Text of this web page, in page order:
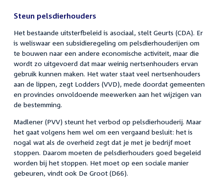
Steun pelsdierhouders
Het bestaande uitsterfbeleid is asociaal, stelt Geurts (CDA). Er
is weliswaar een subsidieregeling om pelsdierhouderijen om
te bouwen naar een andere economische activiteit, maar die
wordt zo uitgevoerd dat maar weinig nertsenhouders ervan
gebruik kunnen maken. Het water staat veel nertsenhouders
aan de lippen, zegt Lodders (VVD), mede doordat gemeenten
en provincies onvoldoende meewerken aan het wijzigen van
de bestemming.
Madlener (PVV) steunt het verbod op pelsdierhouderij. Maar
het gaat volgens hem wel om een vergaand besluit: het is
nogal wat als de overheid zegt dat je met je bedrijf moet
stoppen. Daarom moeten de pelsdierhouders goed begeleid
worden bij het stoppen. Het moet op een sociale manier
gebeuren, vindt ook De Groot (D66).